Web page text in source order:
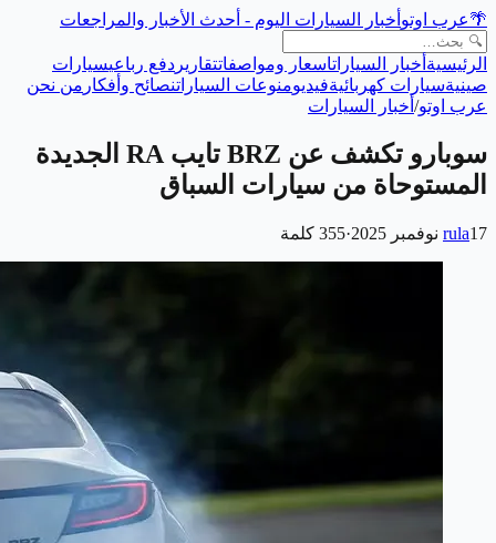
🌴عرب اوتو أخبار السيارات اليوم - أحدث الأخبار والمراجعات
الرئيسية أخبار السياراتاسعار ومواصفاتتقارير دفع رباعيسيارات
صينيةسيارات كهربائيةفيديومنوعات السياراتنصائح وأفكار من نحن
عرب اوتو/ أخبار السيارات
سوبارو تكشف عن BRZ تايب RA الجديدة
المستوحاة من سيارات السباق
rula17 نوفمبر 2025 ·
355 كلمة